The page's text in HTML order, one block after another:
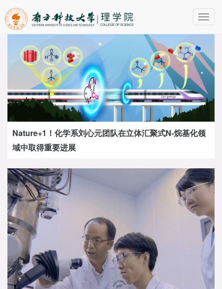
Nature+1！化学系刘心元团队在立体汇聚式N-烷基化领
域中取得重要进展